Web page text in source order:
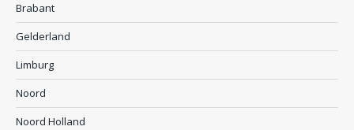
Brabant
Gelderland
Limburg
Noord
Noord Holland